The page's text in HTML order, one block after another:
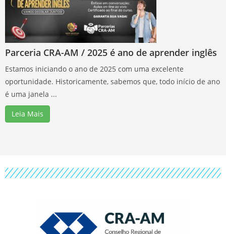
Parceria CRA-AM / 2025 é ano de aprender inglês
Estamos iniciando o ano de 2025 com uma excelente
oportunidade. Historicamente, sabemos que, todo início de ano
é uma janela ...
Leia Mais